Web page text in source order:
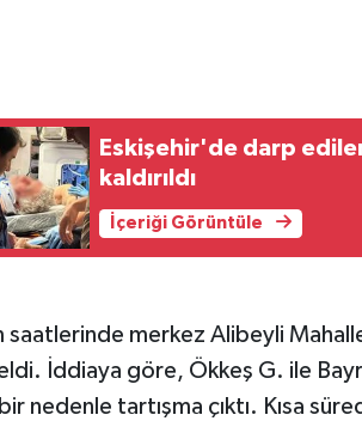
Eskişehir'de darp
kaldırıldı
İçeriği Görüntüle
saatlerinde merkez Alibeyli
İddiaya göre, Ökkeş G. ile
nedenle tartışma çıktı. Kısa